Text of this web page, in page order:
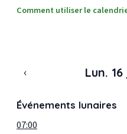
Comment utiliser le
‹ Lun. 16
Événements lunaires
07:00